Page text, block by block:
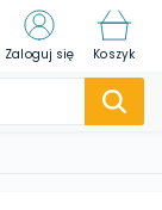
Zaloguj się Koszyk